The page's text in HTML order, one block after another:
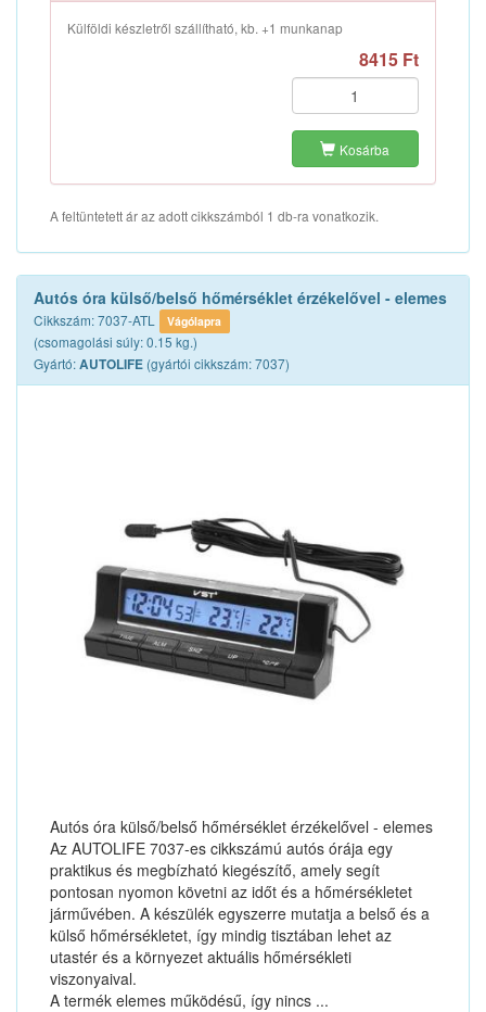
Külföldi készletről szállítható, kb. +1 munkanap
8415 Ft
Kosárba
A feltüntetett ár az adott cikkszámból 1 db-ra vonatkozik.
Autós óra külső/belső hőmérséklet érzékelővel - elemes
Cikkszám: 7037-ATL Vágólapra
(csomagolási súly: 0.15 kg.)
Gyártó:AUTOLIFE (gyártói cikkszám: 7037)
Autós óra külső/belső hőmérséklet érzékelővel - elemes
Az AUTOLIFE 7037-es cikkszámú autós órája egy
praktikus és megbízható kiegészítő, amely segít
pontosan nyomon követni az időt és a hőmérsékletet
járművében. A készülék egyszerre mutatja a belső és a
külső hőmérsékletet, így mindig tisztában lehet az
utastér és a környezet aktuális hőmérsékleti
viszonyaival.
A termék elemes működésű, így nincs ...